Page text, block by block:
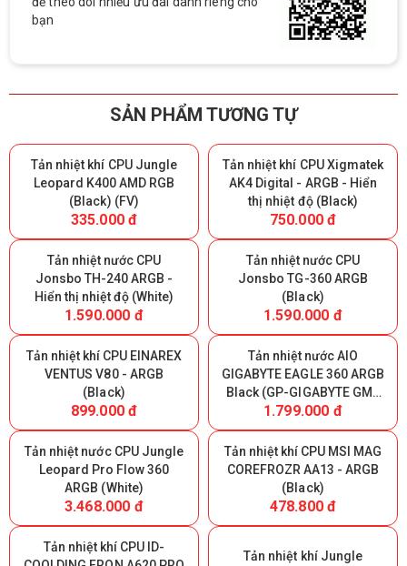
bạn
SẢN PHẨM TƯƠNG TỰ
Tản nhiệt khí CPU Jungle
Leopard K400 AMD RGB
(Black) (FV)
335.000 đ
Tản nhiệt khí CPU Xigmatek
AK4 Digital - ARGB - Hiển
thị nhiệt độ (Black)
750.000 đ
Tản nhiệt nước CPU
Jonsbo TH-240 ARGB -
Hiển thị nhiệt độ (White)
1.590.000 đ
Tản nhiệt nước CPU
Jonsbo TG-360 ARGB
(Black)
1.590.000 đ
Tản nhiệt khí CPU EINAREX
VENTUS V80 - ARGB
(Black)
899.000 đ
Tản nhiệt nước AIO
GIGABYTE EAGLE 360 ARGB
Black (GP-GIGABYTE GME
360)
1.799.000 đ
Tản nhiệt nước CPU Jungle
Leopard Pro Flow 360
ARGB (White)
3.468.000 đ
Tản nhiệt khí CPU MSI MAG
COREFROZR AA13 - ARGB
(Black)
478.800 đ
Tản nhiệt khí CPU ID-
Tản nhiệt khí Jungle